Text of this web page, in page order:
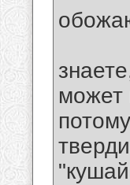
может